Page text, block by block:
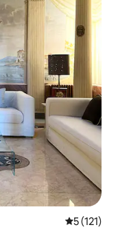
5 de uma
5 (121)